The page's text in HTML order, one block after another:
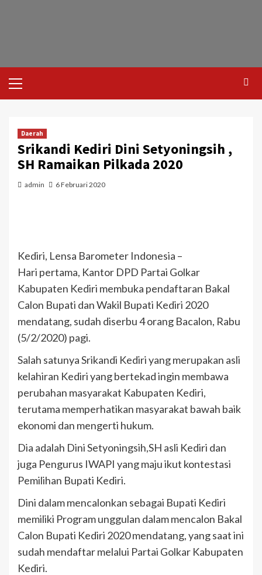
Daerah
Srikandi Kediri Dini Setyoningsih ,
SH Ramaikan Pilkada 2020
admin 6 Februari 2020
Kediri, Lensa Barometer Indonesia –
Hari pertama, Kantor DPD Partai Golkar
Kabupaten Kediri membuka pendaftaran Bakal
Calon Bupati dan Wakil Bupati Kediri 2020
mendatang, sudah diserbu 4 orang Bacalon, Rabu
(5/2/2020) pagi.
Salah satunya Srikandi Kediri yang merupakan asli
kelahiran Kediri yang bertekad ingin membawa
perubahan masyarakat Kabupaten Kediri,
terutama memperhatikan masyarakat bawah baik
ekonomi dan mengerti hukum.
Dia adalah Dini Setyoningsih,SH asli Kediri dan
juga Pengurus IWAPI yang maju ikut kontestasi
Pemilihan Bupati Kediri.
Dini dalam mencalonkan sebagai Bupati Kediri
memiliki Program unggulan dalam mencalon Bakal
Calon Bupati Kediri 2020 mendatang, yang saat ini
sudah mendaftar melalui Partai Golkar Kabupaten
Kediri.